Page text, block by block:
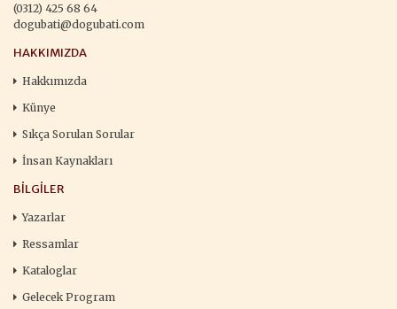
(0312) 425 68 64
dogubati@dogubati.com
HAKKIMIZDA
Hakkımızda
Künye
Sıkça Sorulan Sorular
İnsan Kaynakları
BILGILER
Yazarlar
Ressamlar
Kataloglar
Gelecek Program